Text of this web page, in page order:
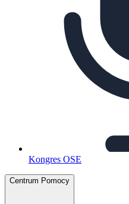
Kongres OSE
Centrum Pomocy